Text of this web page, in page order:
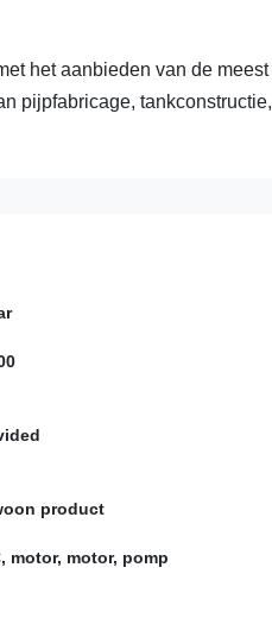
het aanbieden van de meest
pijpfabricage, tankconstructie,
product
motor, motor, pomp